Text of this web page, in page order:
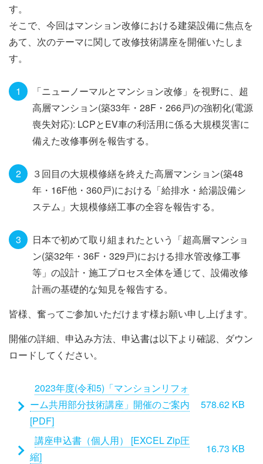
す。
そこで、今回はマンション改修における建築設備に焦点を
あて、次のテーマに関して改修技術講座を開催いたしま
す。
「ニューノーマルとマンション改修」を視野に、超
高層マンション(築33年・28F・266戸)の強靭化(電源
喪失対応): LCPとEV車の利活用に係る大規模災害に
備えた改修事例を報告する。
３回目の大規模修繕を終えた高層マンション(築48
年・16F他・360戸)における「給排水・給湯設備シ
ステム」大規模修繕工事の全容を報告する。
日本で初めて取り組まれたという「超高層マンショ
ン(築32年・36F・329戸)における排水管改修工事
等」の設計・施工プロセス全体を通じて、設備改修
計画の基礎的な知見を報告する。
皆様、奮ってご参加いただけます様お願い申し上げます。
開催の詳細、申込み方法、申込書は以下より確認、ダウン
ロードしてください。
2023年度(令和5)「マンションリフォ
ーム共用部分技術講座」開催のご案内
[PDF]
578.62 KB
講座申込書（個人用） [EXCEL Zip圧
縮]
16.73 KB